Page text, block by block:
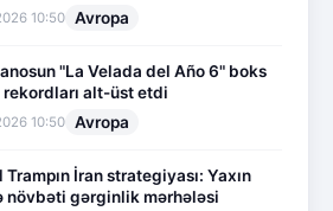
10:50 Avropa
"La Velada del Año 6" boks
alt-üst etdi
10:50 Avropa
Trampın İran strategiyası: Yaxın
növbəti gərginlik mərhələsi